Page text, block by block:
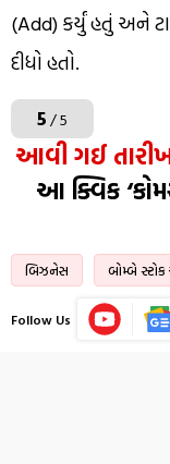
(Add) કર્યું હતું અને
દીધો હતો.
5/ 5
આવી ગઈ
આ ક્વિક
બિઝનેસ બોમ્બે
Follow Us